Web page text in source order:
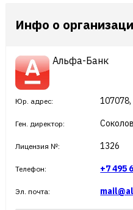
Инфо о
Альфа-Банк
Юр. адрес: 107078,
Ген. директор:
Лицензия №: 1326
Телефон: +7 495
Эл. почта: